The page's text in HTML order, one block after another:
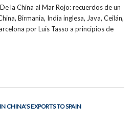
la China al Mar Rojo: recuerdos de un
Birmania, India inglesa, Java, Ceilán,
por Luis Tasso a principios de
CHINA'S EXPORTS TO SPAIN